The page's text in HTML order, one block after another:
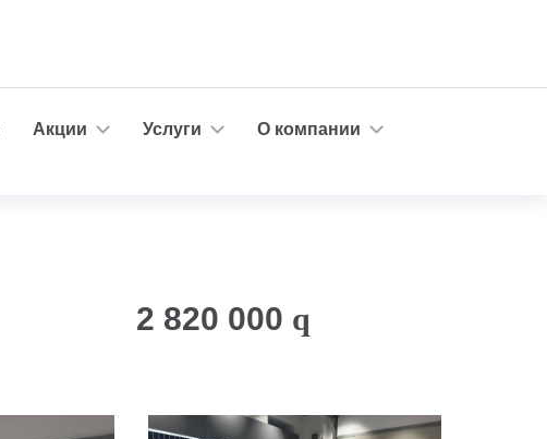
Акции Услуги
О компании
2 820 000 q